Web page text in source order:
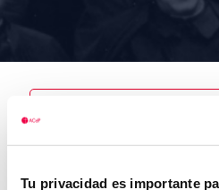
Tu privacidad es importante